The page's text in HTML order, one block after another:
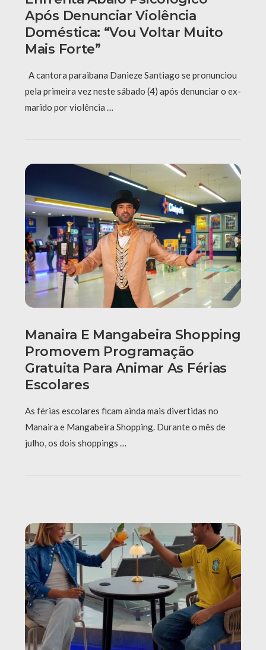
Após Denunciar Violência
Doméstica: “Vou Voltar Muito
Mais Forte”
A cantora paraibana Danieze Santiago se pronunciou
pela primeira vez neste sábado (4) após denunciar o ex-
marido por violência …
Manaira E Mangabeira Shopping
Promovem Programação
Gratuita Para Animar As Férias
Escolares
As férias escolares ficam ainda mais divertidas no
Manaira e Mangabeira Shopping. Durante o mês de
julho, os dois shoppings …